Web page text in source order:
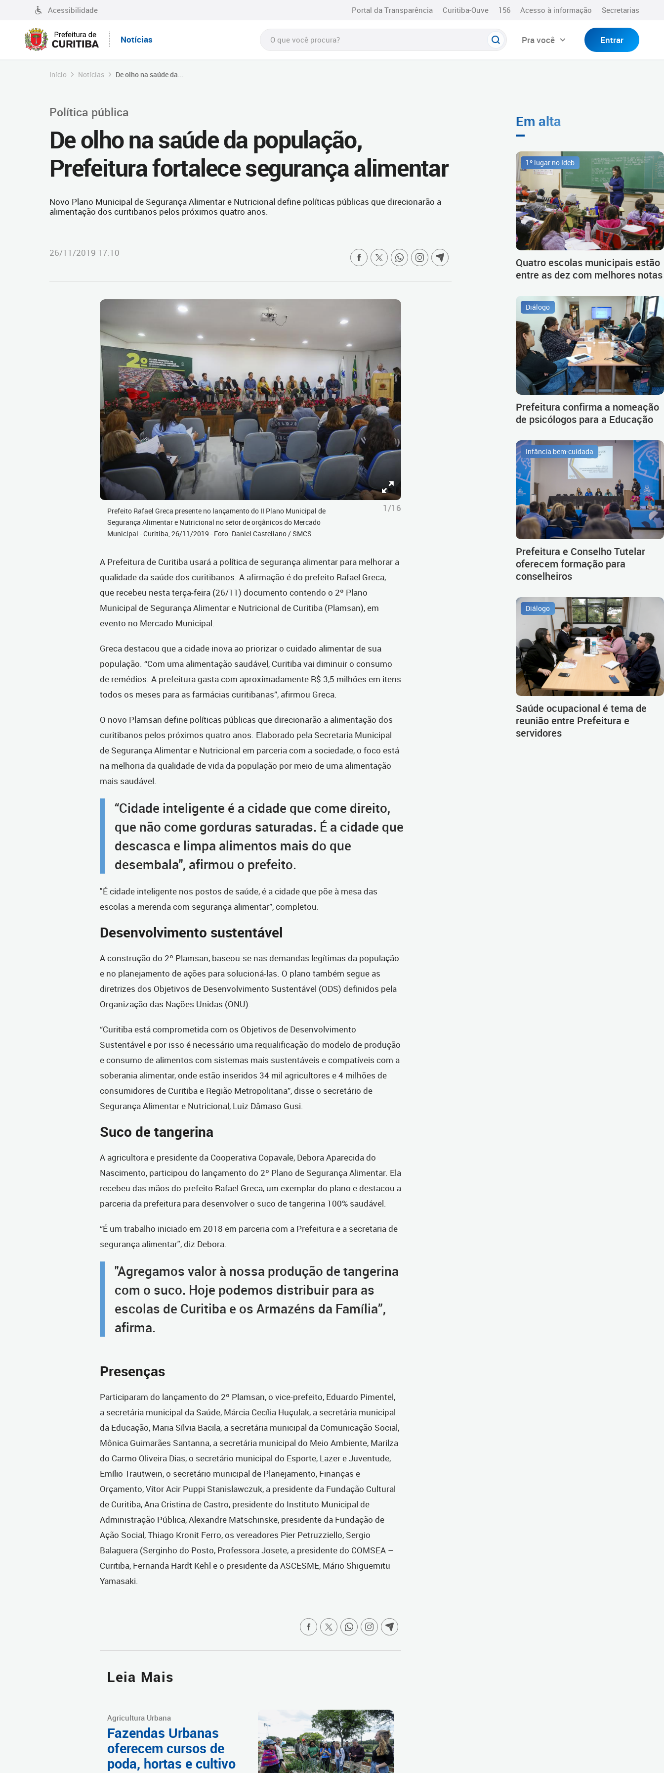
Acessibilidade Portal da Transparência Curitiba-Ouve 156 Acesso à informação Secretarias
Notícias Pra você Entrar
Início Notícias De olho na saúde da...
Política pública
De olho na saúde da população,
Prefeitura fortalece segurança alimentar
Novo Plano Municipal de Segurança Alimentar e Nutricional define políticas públicas que direcionarão a
alimentação dos curitibanos pelos próximos quatro anos.
26/11/2019 17:10
Prefeito Rafael Greca presente no lançamento do II Plano Municipal de
Segurança Alimentar e Nutricional no setor de orgânicos do Mercado
Municipal - Curitiba, 26/11/2019 - Foto: Daniel Castellano / SMCS
1/16
A Prefeitura de Curitiba usará a política de segurança alimentar para melhorar a
qualidade da saúde dos curitibanos. A afirmação é do prefeito Rafael Greca,
que recebeu nesta terça-feira (26/11) documento contendo o 2º Plano
Municipal de Segurança Alimentar e Nutricional de Curitiba (Plamsan), em
evento no Mercado Municipal.
Greca destacou que a cidade inova ao priorizar o cuidado alimentar de sua
população. “Com uma alimentação saudável, Curitiba vai diminuir o consumo
de remédios. A prefeitura gasta com aproximadamente R$ 3,5 milhões em itens
todos os meses para as farmácias curitibanas”, afirmou Greca.
O novo Plamsan define políticas públicas que direcionarão a alimentação dos
curitibanos pelos próximos quatro anos. Elaborado pela Secretaria Municipal
de Segurança Alimentar e Nutricional em parceria com a sociedade, o foco está
na melhoria da qualidade de vida da população por meio de uma alimentação
mais saudável.
“Cidade inteligente é a cidade que come direito,
que não come gorduras saturadas. É a cidade que
descasca e limpa alimentos mais do que
desembala", afirmou o prefeito.
"É cidade inteligente nos postos de saúde, é a cidade que põe à mesa das
escolas a merenda com segurança alimentar”, completou.
Desenvolvimento sustentável
A construção do 2º Plamsan, baseou-se nas demandas legítimas da população
e no planejamento de ações para solucioná-las. O plano também segue as
diretrizes dos Objetivos de Desenvolvimento Sustentável (ODS) definidos pela
Organização das Nações Unidas (ONU).
“Curitiba está comprometida com os Objetivos de Desenvolvimento
Sustentável e por isso é necessário uma requalificação do modelo de produção
e consumo de alimentos com sistemas mais sustentáveis e compatíveis com a
soberania alimentar, onde estão inseridos 34 mil agricultores e 4 milhões de
consumidores de Curitiba e Região Metropolitana”, disse o secretário de
Segurança Alimentar e Nutricional, Luiz Dâmaso Gusi.
Suco de tangerina
A agricultora e presidente da Cooperativa Copavale, Debora Aparecida do
Nascimento, participou do lançamento do 2º Plano de Segurança Alimentar. Ela
recebeu das mãos do prefeito Rafael Greca, um exemplar do plano e destacou a
parceria da prefeitura para desenvolver o suco de tangerina 100% saudável.
“É um trabalho iniciado em 2018 em parceria com a Prefeitura e a secretaria de
segurança alimentar", diz Debora.
"Agregamos valor à nossa produção de tangerina
com o suco. Hoje podemos distribuir para as
escolas de Curitiba e os Armazéns da Família”,
afirma.
Presenças
Participaram do lançamento do 2º Plamsan, o vice-prefeito, Eduardo Pimentel,
a secretária municipal da Saúde, Márcia Cecília Huçulak, a secretária municipal
da Educação, Maria Sílvia Bacila, a secretária municipal da Comunicação Social,
Mônica Guimarães Santanna, a secretária municipal do Meio Ambiente, Marilza
do Carmo Oliveira Dias, o secretário municipal do Esporte, Lazer e Juventude,
Emílio Trautwein, o secretário municipal de Planejamento, Finanças e
Orçamento, Vitor Acir Puppi Stanislawczuk, a presidente da Fundação Cultural
de Curitiba, Ana Cristina de Castro, presidente do Instituto Municipal de
Administração Pública, Alexandre Matschinske, presidente da Fundação de
Ação Social, Thiago Kronit Ferro, os vereadores Pier Petruzziello, Sergio
Balaguera (Serginho do Posto, Professora Josete, a presidente do COMSEA –
Curitiba, Fernanda Hardt Kehl e o presidente da ASCESME, Mário Shiguemitu
Yamasaki.
Leia Mais
Agricultura Urbana
Fazendas Urbanas
oferecem cursos de
poda, hortas e cultivo
Em alta
1º lugar no Ideb
Quatro escolas municipais estão
entre as dez com melhores notas
Diálogo
Prefeitura confirma a nomeação
de psicólogos para a Educação
Infância bem-cuidada
Prefeitura e Conselho Tutelar
oferecem formação para
conselheiros
Diálogo
Saúde ocupacional é tema de
reunião entre Prefeitura e
servidores